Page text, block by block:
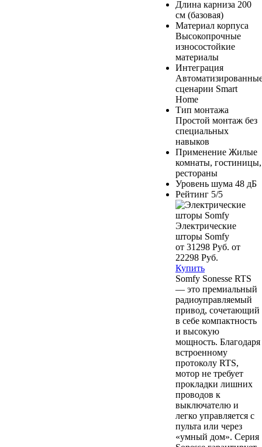
Длина карниза 200
см (базовая)
Материал корпуса
Высокопрочные
износостойкие
материалы
Интеграция
сценарии Smart
Home
Тип монтажа
Простой монтаж без
специальных
навыков
Применение Жилые
комнаты, гостиницы,
рестораны
Уровень шума 48 дБ
Рейтинг 5/5
Электрические
шторы Somfy
от 31298 Руб. от
22298 Руб.
Купить
Somfy Sonesse RTS
— это премиальный
радиоуправляемый
привод, сочетающий
в себе компактность
и высокую
мощность. Благодаря
встроенному
протоколу RTS,
мотор не требует
прокладки лишних
проводов к
выключателю и
легко управляется с
пульта или через
«умный дом». Серия